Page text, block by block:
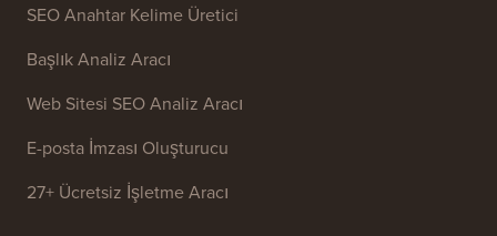
SEO Anahtar Kelime Üretici
Başlık Analiz Aracı
Web Sitesi SEO Analiz Aracı
E-posta İmzası Oluşturucu
27+ Ücretsiz İşletme Aracı